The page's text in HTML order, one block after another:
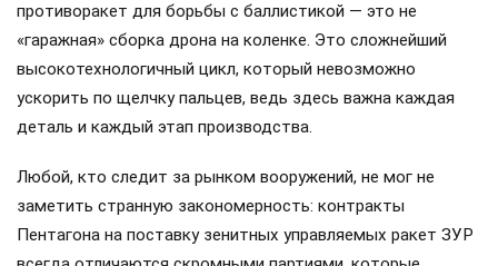
противоракет для борьбы с баллистикой — это не
«гаражная» сборка дрона на коленке. Это сложнейший
высокотехнологичный цикл, который невозможно
ускорить по щелчку пальцев, ведь здесь важна каждая
деталь и каждый этап производства.
Любой, кто следит за рынком вооружений, не мог не
заметить странную закономерность: контракты
Пентагона на поставку зенитных управляемых ракет ЗУР